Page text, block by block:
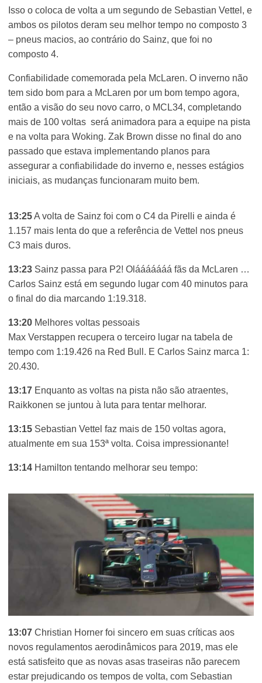
Isso o coloca de volta a um segundo de Sebastian Vettel, e
ambos os pilotos deram seu melhor tempo no composto 3
– pneus macios, ao contrário do Sainz, que foi no
composto 4.
Confiabilidade comemorada pela McLaren. O inverno não
tem sido bom para a McLaren por um bom tempo agora,
então a visão do seu novo carro, o MCL34, completando
mais de 100 voltas será animadora para a equipe na pista
e na volta para Woking. Zak Brown disse no final do ano
passado que estava implementando planos para
assegurar a confiabilidade do inverno e, nesses estágios
iniciais, as mudanças funcionaram muito bem.
13:25A volta de Sainz foi com o C4 da Pirelli e ainda é
1.157 mais lenta do que a referência de Vettel nos pneus
C3 mais duros.
13:23 Sainz passa para P2! Olááááááá fãs da McLaren …
Carlos Sainz está em segundo lugar com 40 minutos para
o final do dia marcando 1:19.318.
13:20 Melhores voltas pessoais
Max Verstappen recupera o terceiro lugar na tabela de
tempo com 1:19.426 na Red Bull. E Carlos Sainz marca 1:
20.430.
13:17 Enquanto as voltas na pista não são atraentes,
Raikkonen se juntou à luta para tentar melhorar.
13:15 Sebastian Vettel faz mais de 150 voltas agora,
atualmente em sua 153ª volta. Coisa impressionante!
13:14 Hamilton tentando melhorar seu tempo:
13:07 Christian Horner foi sincero em suas críticas aos
novos regulamentos aerodinâmicos para 2019, mas ele
está satisfeito que as novas asas traseiras não parecem
estar prejudicando os tempos de volta, com Sebastian